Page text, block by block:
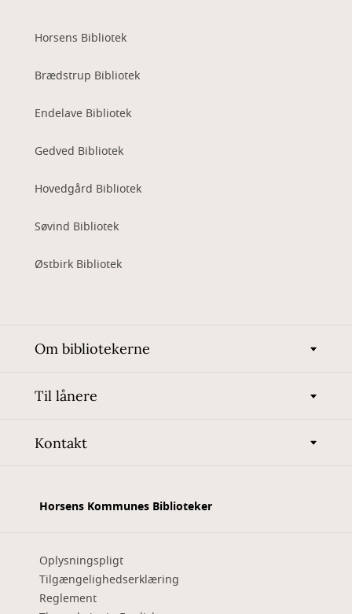
Horsens Bibliotek
Brædstrup Bibliotek
Endelave Bibliotek
Gedved Bibliotek
Hovedgård Bibliotek
Søvind Bibliotek
Østbirk Bibliotek
Om bibliotekerne
Til lånere
Kontakt
Horsens Kommunes Biblioteker
Oplysningspligt
Tilgængelighedserklæring
Reglement